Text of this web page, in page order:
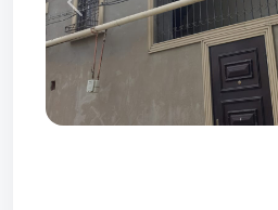
Prev